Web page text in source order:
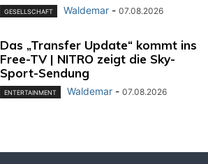
GESELLSCHAFT Waldemar - 07.08.2026
Das „Transfer Update“ kommt ins
Free-TV | NITRO zeigt die Sky-
Sport-Sendung
ENTERTAINMENT Waldemar - 07.08.2026